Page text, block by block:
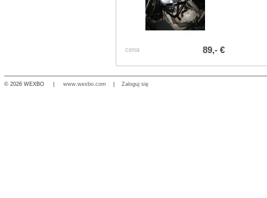
cena 89,- €
© 2026 WEXBO | www.wexbo.com Zaloguj się